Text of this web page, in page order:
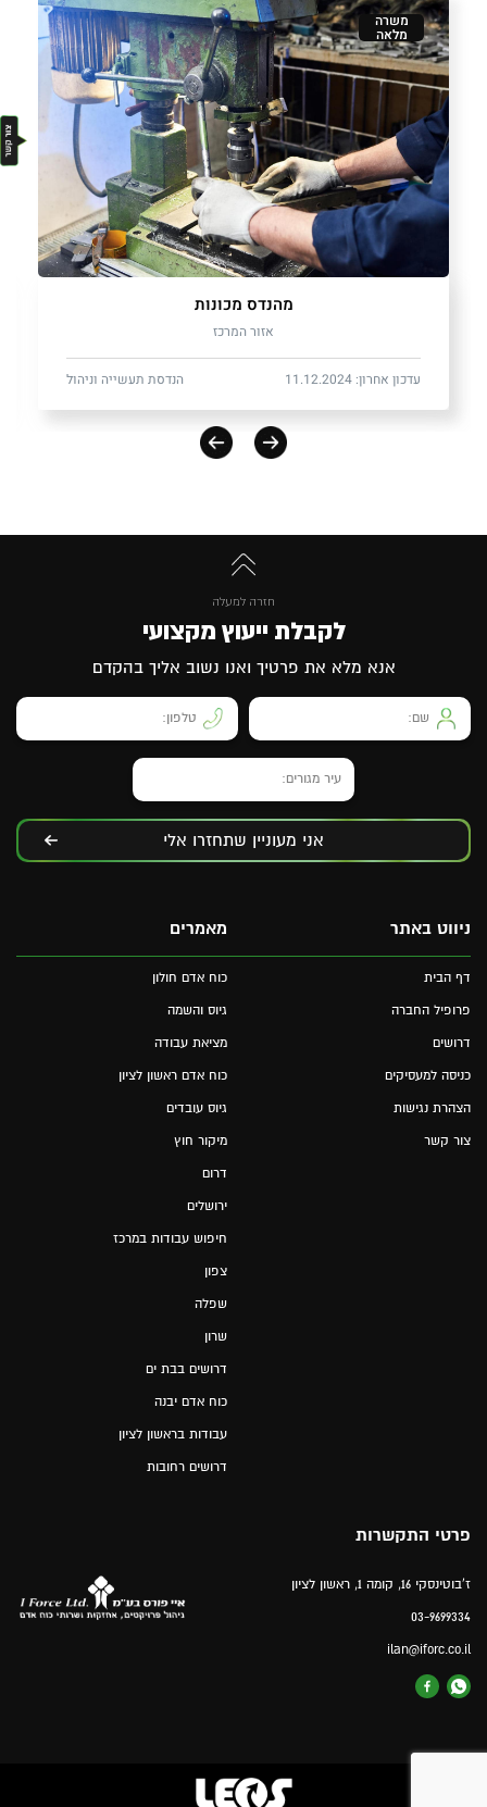
משרה
מלאה
מהנדס מכונות
אזור המרכז
עדכון אחרון: 11.12.2024 הנדסת תעשייה וניהול
חזרה למעלה
לקבלת ייעוץ מקצועי
אנא מלא את פרטיך ואנו נשוב אליך בהקדם
אני מעוניין שתחזרו אלי
ניווט באתר
דף הבית
פרופיל החברה
דרושים
כניסה למעסיקים
הצהרת נגישות
צור קשר
מאמרים
כוח אדם חולון
גיוס והשמה
מציאת עבודה
כוח אדם ראשון לציון
גיוס עובדים
מיקור חוץ
דרום
ירושלים
חיפוש עבודות במרכז
צפון
שפלה
שרון
דרושים בבת ים
כוח אדם יבנה
עבודות בראשון לציון
דרושים רחובות
פרטי התקשרות
ז'בוטינסקי 16, קומה 1, ראשון לציון
03-9699334
ilan@iforc.co.il